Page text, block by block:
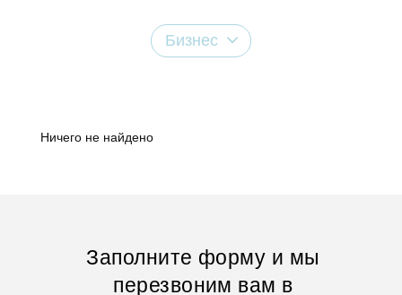
Бизнес
Ничего не найдено
Заполните форму и мы
перезвоним вам в